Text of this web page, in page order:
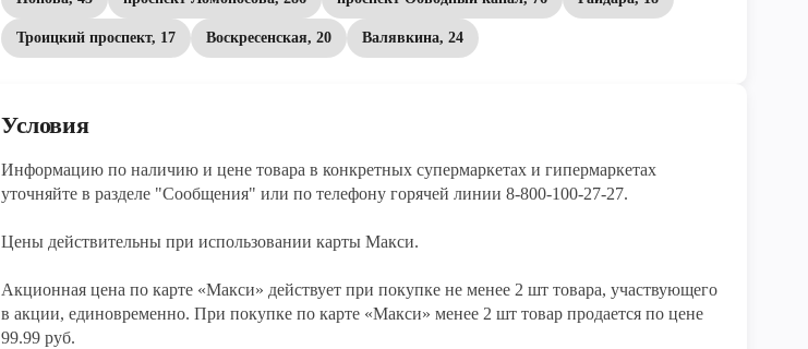
Троицкий проспект, 17 Воскресенская, 20 Валявкина, 24
Условия
Информацию по наличию и цене товара в конкретных супермаркетах и гипермаркетах
уточняйте в разделе "Сообщения" или по телефону горячей линии 8-800-100-27-27.
Цены действительны при использовании карты Макси.
Акционная цена по карте «Макси» действует при покупке не менее 2 шт товара, участвующего
в акции, единовременно. При покупке по карте «Макси» менее 2 шт товар продается по цене
99.99 руб.